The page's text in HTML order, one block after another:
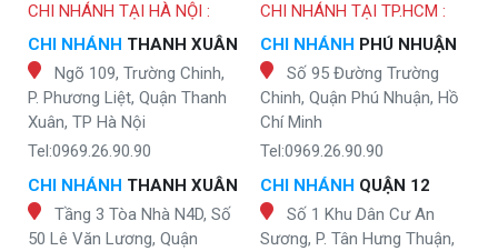
CHI NHÁNH TẠI HÀ NỘI :
CHI NHÁNH THANH XUÂN
Ngõ 109, Trường Chinh,
P. Phương Liệt, Quận Thanh
Xuân, TP Hà Nội
Tel:0969.26.90.90
CHI NHÁNH THANH XUÂN
Tầng 3 Tòa Nhà N4D, Số
50 Lê Văn Lương, Quận
CHI NHÁNH TẠI TP.HCM :
CHI NHÁNH PHÚ NHUẬN
Số 95 Đường Trường
Chinh, Quận Phú Nhuận, Hồ
Chí Minh
Tel:0969.26.90.90
CHI NHÁNH QUẬN 12
Số 1 Khu Dân Cư An
Sương, P. Tân Hưng Thuận,